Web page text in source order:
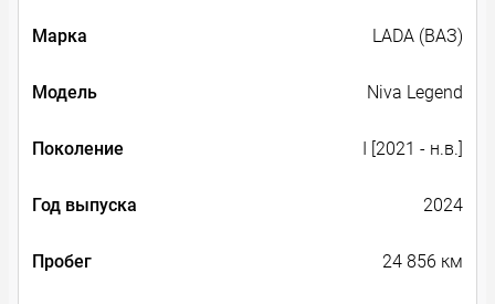
Марка LADA (ВАЗ)
Модель Niva Legend
Поколение I [2021 - н.в.]
Год выпуска 2024
Пробег 24 856 км